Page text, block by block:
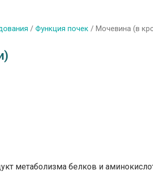
/ Функция почек / Мочевина (в
метаболизма белков и